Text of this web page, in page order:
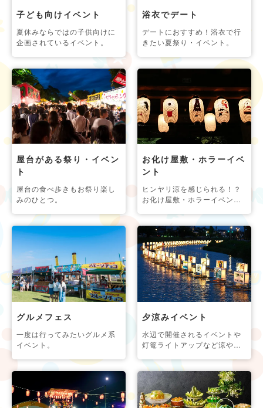
子ども向けイベント
夏休みならではの子供向けに
企画されているイベント。
浴衣でデート
デートにおすすめ！浴衣で行
きたい夏祭り・イベント。
屋台がある祭り・イベン
ト
屋台の食べ歩きもお祭り楽し
みのひとつ。
お化け屋敷・ホラーイベ
ント
ヒンヤリ涼を感じられる！？
お化け屋敷・ホラーイベン
グルメフェス
一度は行ってみたいグルメ系
イベント。
夕涼みイベント
水辺で開催されるイベントや
灯篭ライトアップなど涼やか